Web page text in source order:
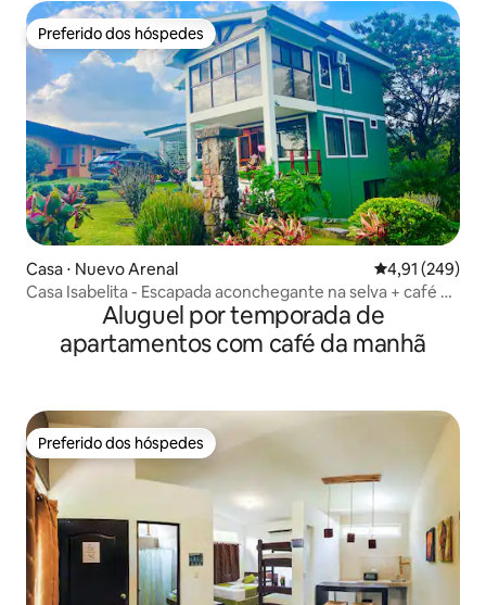
Preferido dos hóspedes
Preferido dos hóspedes
Casa ⋅ Nuevo Arenal 4,91 de uma
4,91 (249)
Casa Isabelita - Escapada aconchegante na selva + café da
manhã no 1º diaAluguel por temporada de
apartamentos com café da manhã
Preferido dos hóspedes
Preferido dos hóspedes